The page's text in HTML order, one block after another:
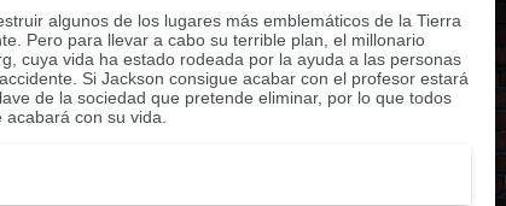
algunos de los lugares más emblemáticos de la Tierra
Pero para llevar a cabo su terrible plan, el millonario
cuya vida ha estado rodeada por la ayuda a las personas
Si Jackson consigue acabar con el profesor estará
de la sociedad que pretende eliminar, por lo que todos
con su vida.